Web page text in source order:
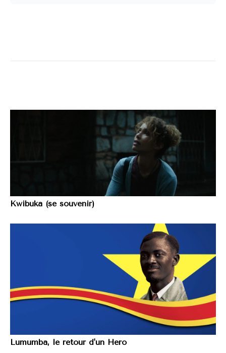
Kwibuka (se souvenir)
Lumumba, le retour d'un Hero